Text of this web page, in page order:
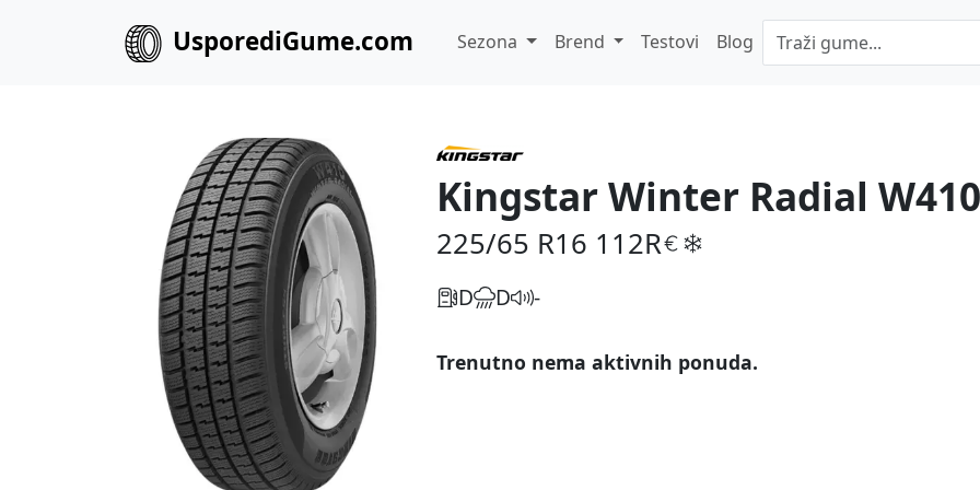
UsporediGume.com Sezona Brend Testovi Blog
Kingstar Winter Radial W410
225/65 R16 112R
D D -
Trenutno nema aktivnih ponuda.